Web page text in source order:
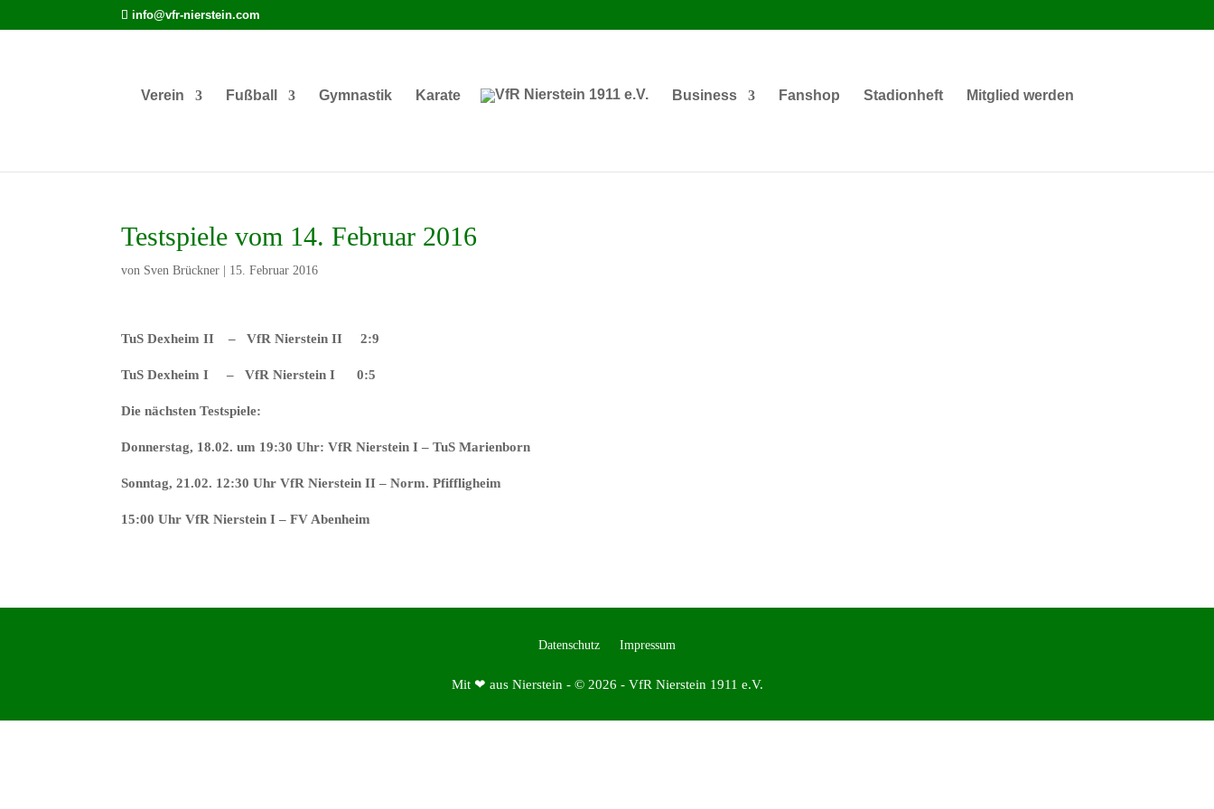
info@vfr-nierstein.com
Verein Fußball Gymnastik Karate Business Fanshop Stadionheft Mitglied werden
Testspiele vom 14. Februar 2016
von Sven Brückner 15. Februar 2016
TuS Dexheim II – VfR Nierstein II 2:9
TuS Dexheim I – VfR Nierstein I 0:5
Die nächsten Testspiele:
Donnerstag, 18.02. um 19:30 Uhr: VfR Nierstein I – TuSMarienborn
Sonntag, 21.02. 12:30 Uhr VfR Nierstein II – Norm. Pfiffligheim
15:00 Uhr VfR Nierstein I – FV Abenheim
Datenschutz Impressum
Mit ❤ aus Nierstein - © 2026 - VfR Nierstein 1911 e.V.